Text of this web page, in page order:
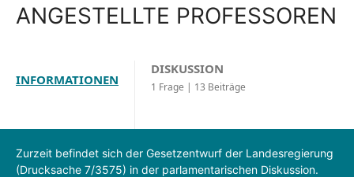
NGESTELLTE PROFESSOREN
INFORMATIONEN
DISKUSSION
1 Frage | 13 Beiträge
Zurzeit befindet sich der Gesetzentwurf der Landesregierung
(Drucksache 7/3575) in der parlamentarischen Diskussion.